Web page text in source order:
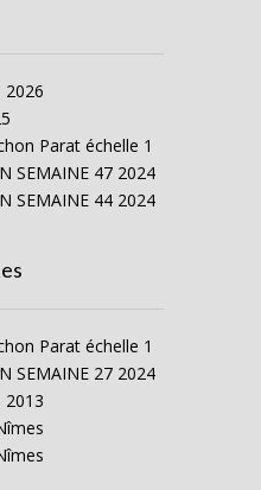
2026
Parat échelle 1
SEMAINE 47 2024
SEMAINE 44 2024
Parat échelle 1
SEMAINE 27 2024
2013